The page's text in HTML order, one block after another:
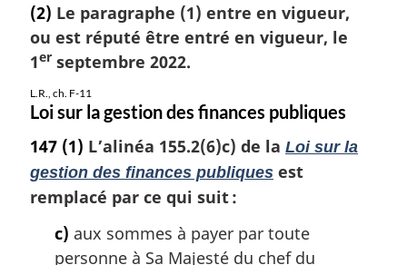
(2) Le paragraphe (1) entre en vigueur,
ou est réputé être entré en vigueur, le
1er septembre 2022.
L.R., ch. F-11
Loi sur la gestion des finances publiques
147 (1) L’alinéa 155.2(6)c) de la Loi sur la
gestion des finances publiques est
remplacé par ce qui suit :
c) aux sommes à payer par toute
personne à Sa Majesté du chef du